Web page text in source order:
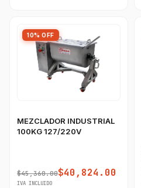
10% OFF
MEZCLADOR INDUSTRIAL
100KG 127/220V
$45,360.00$40,824.00
IVA INCLUIDO